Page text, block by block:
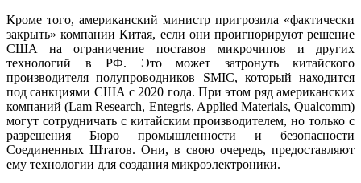
Кроме того, американский министр пригрозила «фактически
закрыть» компании Китая, если они проигнорируют решение
США на ограничение поставов микрочипов и других
технологий в РФ. Это может затронуть китайского
производителя полупроводников SMIC, который находится
под санкциями США с 2020 года. При этом ряд американских
компаний (Lam Research, Entegris, Applied Materials, Qualcomm)
могут сотрудничать с китайским производителем, но только с
разрешения Бюро промышленности и безопасности
Соединенных Штатов. Они, в свою очередь, предоставляют
ему технологии для создания микроэлектроники.